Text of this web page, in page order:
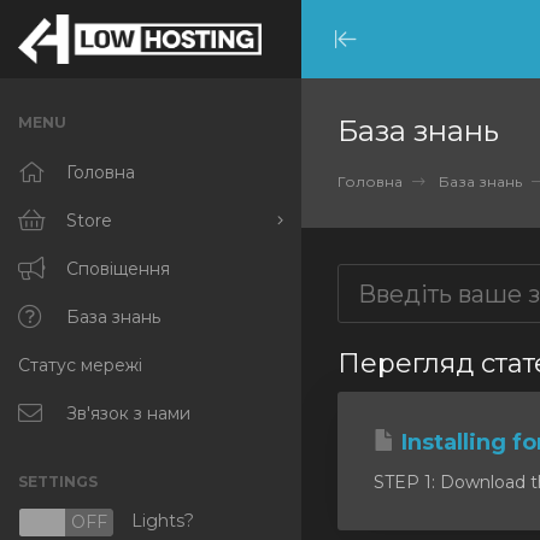
Minimize
Menu
MENU
Головна
Store
Browse All
RKVMPROTECTED
IKVMPROTECTED
XKVMPROTECTED
Protected Web Hosting
Сповіщення
База знань
Статус мережі
Зв'язок з нами
SETTINGS
OFF Lights?
База знань
Головна База знань
Перегляд
Installing
STEP 1: Download